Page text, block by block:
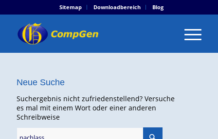
Sitemap Downloadbereich Blog
Neue Suche
Suchergebnis nicht zufriedenstellend? Versuche
es mal mit einem Wort oder einer anderen
Schreibweise